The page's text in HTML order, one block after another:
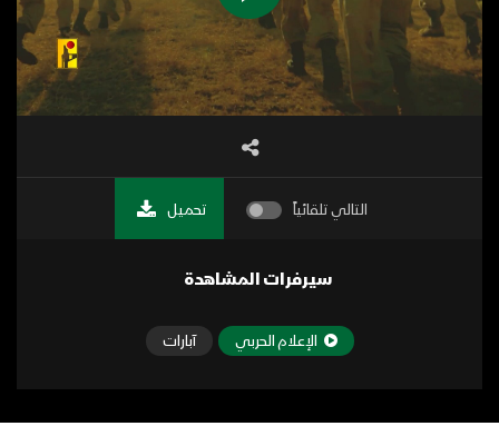
التالي تلقائياً تحميل
سيرفرات المشاهدة
الإعلام الحربي آبارات